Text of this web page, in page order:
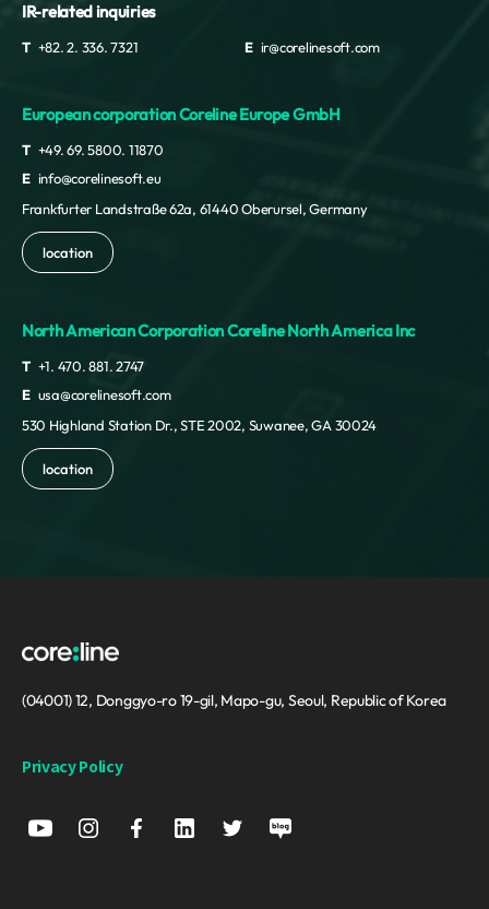
IR-related inquiries
T +82. 2. 336. 7321 E ir@corelinesoft.com
European corporation Coreline Europe GmbH
T +49. 69. 5800. 11870
E info@corelinesoft.eu
Frankfurter Landstraße 62a, 61440 Oberursel, Germany
location
North American Corporation Coreline North America Inc
T +1. 470. 881. 2747
E usa@corelinesoft.com
530 Highland Station Dr., STE 2002, Suwanee, GA 30024
location
(04001) 12, Donggyo-ro 19-gil, Mapo-gu, Seoul, Republic of Korea
Privacy Policy